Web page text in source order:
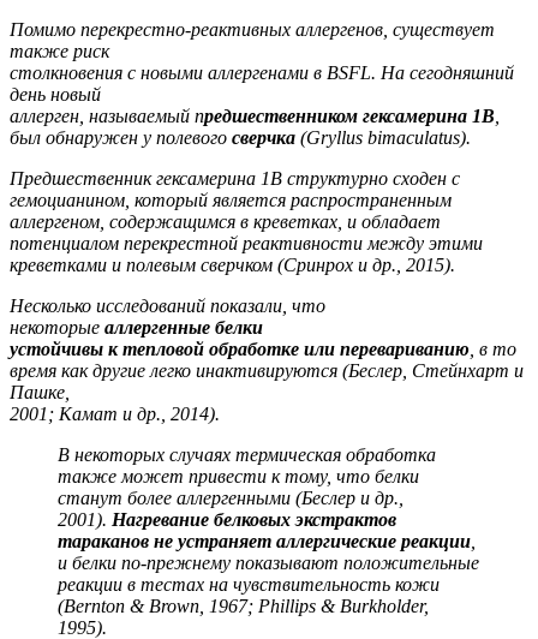
Помимо перекрестно-реактивных аллергенов, существует
также риск
столкновения с новыми аллергенами в BSFL. На сегодняшний
день новый
аллерген, называемый предшественником гексамерина 1B
был обнаружен у полевого сверчка (Gryllus bimaculatus).
Предшественник гексамерина 1B структурно сходен с
гемоцианином, который является распространенным
аллергеном, содержащимся в креветках, и обладает
потенциалом перекрестной реактивности между этими
креветками и полевым сверчком (Сринрох и др., 2015).
Несколько исследований показали, что
некоторые аллергенные белки
устойчивы к тепловой обработке или перевариванию , в то
время как другие легко инактивируются (Беслер, Стейнхарт и
Пашке,
2001; Камат и др., 2014).
В некоторых случаях термическая обработка
также может привести к тому, что белки
станут более аллергенными (Беслер и др.,
2001). Нагревание белковых экстрактов
тараканов не устраняет аллергические реакции
и белки по-прежнему показывают положительные
реакции в тестах на чувствительность кожи
(Bernton & Brown, 1967; Phillips & Burkholder,
1995).